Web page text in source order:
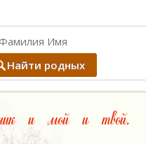
Найти родных
и мой и твой.